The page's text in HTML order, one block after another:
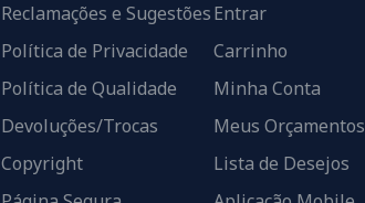
Reclamações e Sugestões
Política de Privacidade
Política de Qualidade
Devoluções/Trocas
Copyright
Entrar
Carrinho
Minha Conta
Meus Orçamentos
Lista de Desejos